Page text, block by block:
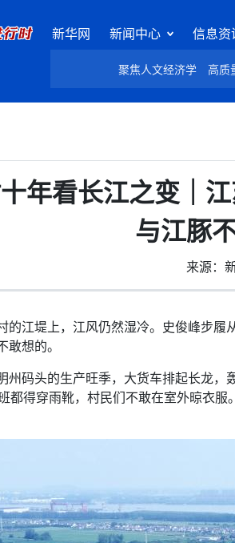
新华网 新闻中心 信息资
聚焦人文经济学 高质
年看长江之变｜
与江豚
来源：
堤上，江风仍然湿冷。史俊峰步履
想的。
码头的生产旺季，大货车排起长龙，
都得穿雨靴，村民们不敢在室外晾衣